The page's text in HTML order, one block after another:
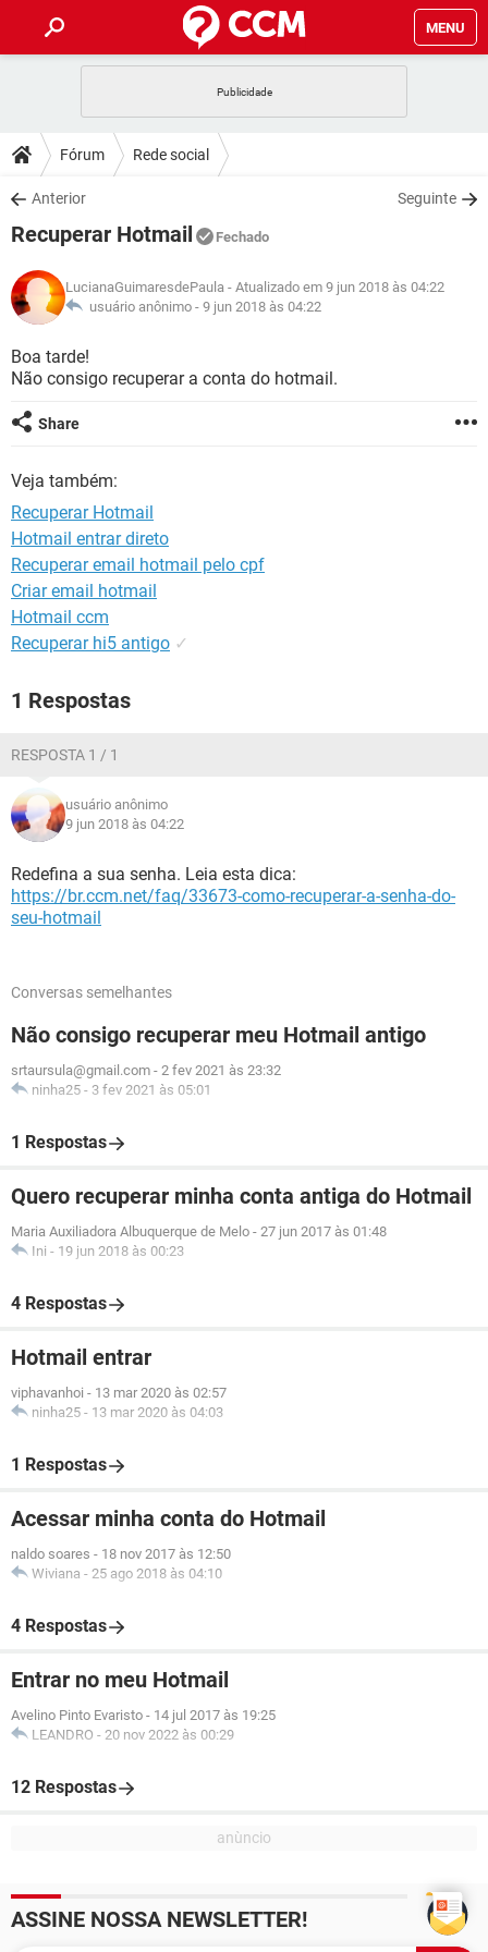
MENU
CELULAR
OUTLOOK
INSTAGRAM GMAIL
GUIA DE COMPRAS
DICAS
JOGOS
INSTAGRAM GMAIL
GUIA DE COMPRAS
DOWNLOADS
JOGOS WHATSAPP
CELULAR
OUTLOOK EXCEL
INSTAGRAM
GUIA DE COMPRAS
FÓRUM
JOGOS WHATSAPP
CELULAR
OUTLOOK
GLOSSÁRIO
CELULAR FACEBOOK
OUTLOOK
GUIA DE COMPRAS
Fórum Rede social
Anterior Seguinte
Recuperar Hotmail Fechado
LucianaGuimaresdePaula - Atualizado em 9 jun 2018 às 04:22
usuário anônimo - 9 jun 2018 às 04:22
Boa tarde!
Não consigo recuperar a conta do hotmail.
Share
Veja também:
Recuperar Hotmail
Hotmail entrar direto
Recuperar email hotmail pelo cpf
Criar email hotmail
Hotmail ccm
Recuperar hi5 antigo ✓
1 Respostas
RESPOSTA 1 / 1
usuário anônimo
9 jun 2018 às 04:22
Redefina a sua senha. Leia esta dica:
https://br.ccm.net/faq/33673-como-recuperar-a-senha-do-
seu-hotmail
Conversas semelhantes
Não consigo recuperar meu Hotmail antigo
srtaursula@gmail.com - 2 fev 2021 às 23:32
ninha25 - 3 fev 2021 às 05:01
1 Respostas
Quero recuperar minha conta antiga do Hotmail
Maria Auxiliadora Albuquerque de Melo - 27 jun 2017 às 01:48
Ini - 19 jun 2018 às 00:23
4 Respostas
Hotmail entrar
viphavanhoi - 13 mar 2020 às 02:57
ninha25 - 13 mar 2020 às 04:03
1 Respostas
Acessar minha conta do Hotmail
naldo soares - 18 nov 2017 às 12:50
Wiviana - 25 ago 2018 às 04:10
4 Respostas
Entrar no meu Hotmail
Avelino Pinto Evaristo - 14 jul 2017 às 19:25
LEANDRO - 20 nov 2022 às 00:29
12 Respostas
ASSINE NOSSA NEWSLETTER!